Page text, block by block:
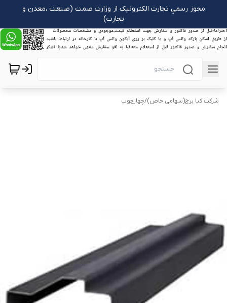
مجوز رسمیِ تجارت الکترونیک از وزارت صمت (صنعت ،معدن و
تجارت)
شرکت کیا برج(سهامی خاص)/چهارچوب